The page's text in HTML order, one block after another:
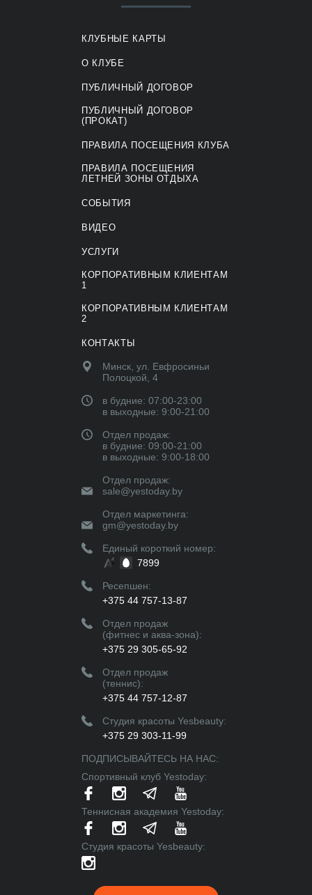
КЛУБНЫЕ КАРТЫ
О КЛУБЕ
ПУБЛИЧНЫЙ ДОГОВОР
ПУБЛИЧНЫЙ ДОГОВОР
(ПРОКАТ)
ПРАВИЛА ПОСЕЩЕНИЯ КЛУБА
ПРАВИЛА ПОСЕЩЕНИЯ
ЛЕТНЕЙ ЗОНЫ ОТДЫХА
СОБЫТИЯ
ВИДЕО
УСЛУГИ
КОРПОРАТИВНЫМ КЛИЕНТАМ
1
КОРПОРАТИВНЫМ КЛИЕНТАМ
2
КОНТАКТЫ
Минск, ул. Евфросиньи
Полоцкой, 4
в будние: 07:00-23:00
в выходные: 9:00-21:00
Отдел продаж:
в будние: 09:00-21:00
в выходные: 9:00-18:00
Отдел продаж:
sale@yestoday.by
Отдел маркетинга:
gm@yestoday.by
Единый короткий номер:
7899
Ресепшен:
+375 44 757-13-87
Отдел продаж
(фитнес и аква-зона):
+375 29 305-65-92
Отдел продаж
(теннис):
+375 44 757-12-87
Студия красоты Yesbeauty:
+375 29 303-11-99
ПОДПИСЫВАЙТЕСЬ НА НАС:
Спортивный клуб Yestoday:
Теннисная академия Yestoday:
Cтудия красоты Yesbeauty: